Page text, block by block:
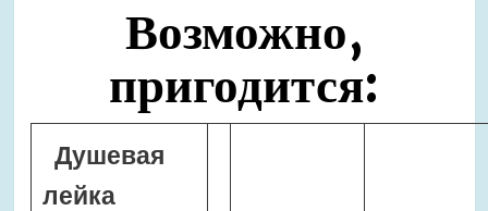
Возможно,
пригодится:
Душевая
лейка